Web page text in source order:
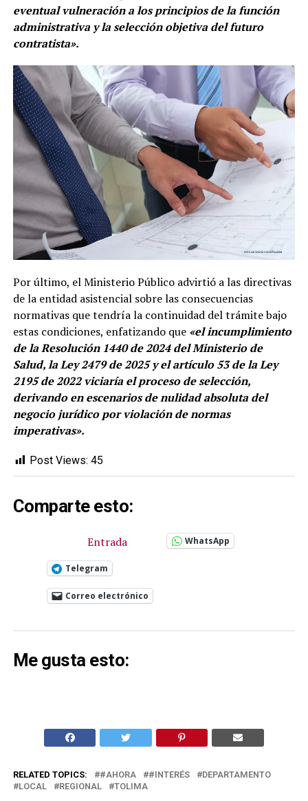
eventual vulneración a los principios de la función
administrativa y la selección objetiva del futuro
contratista».
Por último, el Ministerio Público advirtió a las directivas
de la entidad asistencial sobre las consecuencias
normativas que tendría la continuidad del trámite bajo
estas condiciones, enfatizando que «el incumplimiento
de la Resolución 1440 de 2024 del Ministerio de
Salud, la Ley 2479 de 2025 y el artículo 53 de la Ley
2195 de 2022 viciaría el proceso de selección,
derivando en escenarios de nulidad absoluta del
negocio jurídico por violación de normas
imperativas».
Post Views: 45
Comparte esto:
Entrada WhatsApp
Telegram
Correo electrónico
Me gusta esto:
RELATED TOPICS: #AHORA #INTERÉS
DEPARTAMENTO
LOCAL
REGIONAL TOLIMA